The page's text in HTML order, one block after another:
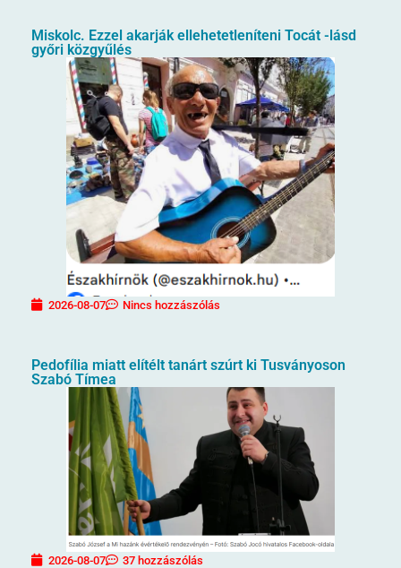
Miskolc. Ezzel akarják ellehetetleníteni Tocát -lásd
győri közgyűlés
2026-08-07 Nincs hozzászólás
Pedofília miatt elítélt tanárt szúrt ki Tusványoson
Szabó Tímea
2026-08-07 37 hozzászólás